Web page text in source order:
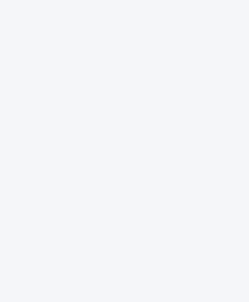
数」が空欄のも
項目選択肢が空
項目選択肢の項
ースが含まれて
項目選択肢の項
い文字列が含ま
取り込まれた受
が全角になって